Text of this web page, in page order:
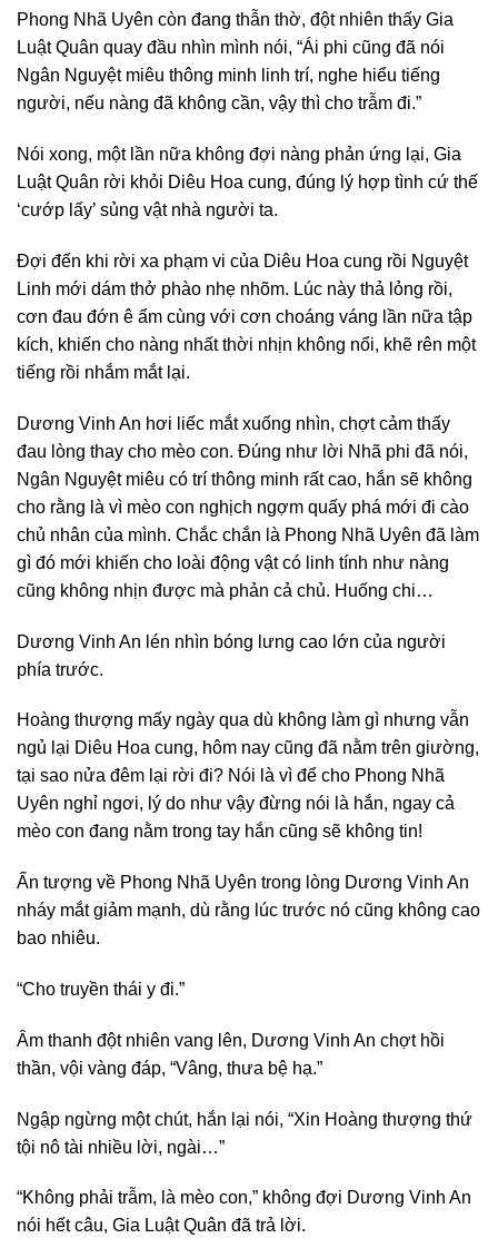
Phong Nhã Uyên còn đang thẫn thờ, đột nhiên thấy Gia
Luật Quân quay đầu nhìn mình nói, “Ái phi cũng đã nói
Ngân Nguyệt miêu thông minh linh trí, nghe hiểu tiếng
người, nếu nàng đã không cần, vậy thì cho trẫm đi.”
Nói xong, một lần nữa không đợi nàng phản ứng lại, Gia
Luật Quân rời khỏi Diêu Hoa cung, đúng lý hợp tình cứ thế
‘cướp lấy’ sủng vật nhà người ta.
Đợi đến khi rời xa phạm vi của Diêu Hoa cung rồi Nguyệt
Linh mới dám thở phào nhẹ nhõm. Lúc này thả lỏng rồi,
cơn đau đớn ê ẩm cùng với cơn choáng váng lần nữa tập
kích, khiến cho nàng nhất thời nhịn không nổi, khẽ rên một
tiếng rồi nhắm mắt lại.
Dương Vinh An hơi liếc mắt xuống nhìn, chợt cảm thấy
đau lòng thay cho mèo con. Đúng như lời Nhã phi đã nói,
Ngân Nguyệt miêu có trí thông minh rất cao, hắn sẽ không
cho rằng là vì mèo con nghịch ngợm quấy phá mới đi cào
chủ nhân của mình. Chắc chắn là Phong Nhã Uyên đã làm
gì đó mới khiến cho loài động vật có linh tính như nàng
cũng không nhịn được mà phản cả chủ. Huống chi…
Dương Vinh An lén nhìn bóng lưng cao lớn của người
phía trước.
Hoàng thượng mấy ngày qua dù không làm gì nhưng vẫn
ngủ lại Diêu Hoa cung, hôm nay cũng đã nằm trên giường,
tại sao nửa đêm lại rời đi? Nói là vì để cho Phong Nhã
Uyên nghỉ ngơi, lý do như vậy đừng nói là hắn, ngay cả
mèo con đang nằm trong tay hắn cũng sẽ không tin!
Ấn tượng về Phong Nhã Uyên trong lòng Dương Vinh An
nháy mắt giảm mạnh, dù rằng lúc trước nó cũng không cao
bao nhiêu.
“Cho truyền thái y đi.”
Âm thanh đột nhiên vang lên, Dương Vinh An chợt hồi
thần, vội vàng đáp, “Vâng, thưa bệ hạ.”
Ngập ngừng một chút, hắn lại nói, “Xin Hoàng thượng thứ
tội nô tài nhiều lời, ngài…”
“Không phải trẫm, là mèo con,” không đợi Dương Vinh An
nói hết câu, Gia Luật Quân đã trả lời.